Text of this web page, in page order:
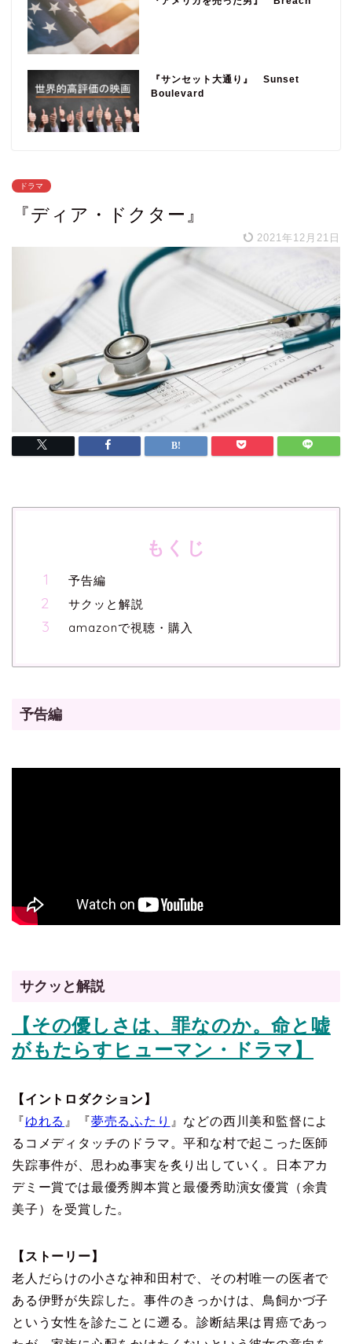
『サンセット大通り』 Sunset
Boulevard
ドラマ
『ディア・ドクター』
2021年12月21日
もくじ
予告編
サクッと解説
amazonで視聴・購入
予告編
サクッと解説
【その優しさは、罪なのか。命と嘘
がもたらすヒューマン・ドラマ】
【イントロダクション】
『ゆれる 』『夢売るふたり 』などの西川美和監督によ
るコメディタッチのドラマ。平和な村で起こった医師
失踪事件が、思わぬ事実を炙り出していく。日本アカ
デミー賞では最優秀脚本賞と最優秀助演女優賞（余貴
美子）を受賞した。
【ストーリー】
老人だらけの小さな神和田村で、その村唯一の医者で
ある伊野が失踪した。事件のきっかけは、鳥飼かづ子
という女性を診たことに遡る。診断結果は胃癌であっ